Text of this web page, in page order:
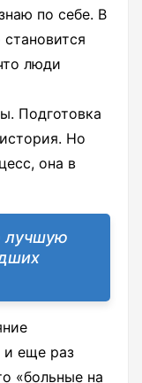
по себе. В
люди
Подготовка
Но
она в
лучшую
и еще раз
«больные на